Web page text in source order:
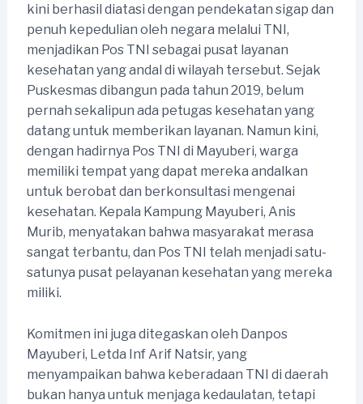
kini berhasil diatasi dengan pendekatan sigap dan
penuh kepedulian oleh negara melalui TNI,
menjadikan Pos TNI sebagai pusat layanan
kesehatan yang andal di wilayah tersebut. Sejak
Puskesmas dibangun pada tahun 2019, belum
pernah sekalipun ada petugas kesehatan yang
datang untuk memberikan layanan. Namun kini,
dengan hadirnya Pos TNI di Mayuberi, warga
memiliki tempat yang dapat mereka andalkan
untuk berobat dan berkonsultasi mengenai
kesehatan. Kepala Kampung Mayuberi, Anis
Murib, menyatakan bahwa masyarakat merasa
sangat terbantu, dan Pos TNI telah menjadi satu-
satunya pusat pelayanan kesehatan yang mereka
miliki.
Komitmen ini juga ditegaskan oleh Danpos
Mayuberi, Letda Inf Arif Natsir, yang
menyampaikan bahwa keberadaan TNI di daerah
bukan hanya untuk menjaga kedaulatan, tetapi